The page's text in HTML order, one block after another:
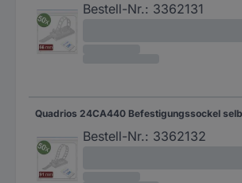
Bestell-Nr.: 3362131
Bestell-Nr.: 3362132